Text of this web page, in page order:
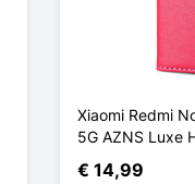
Xiaomi Redmi
5G AZNS Luxe
€ 14,99